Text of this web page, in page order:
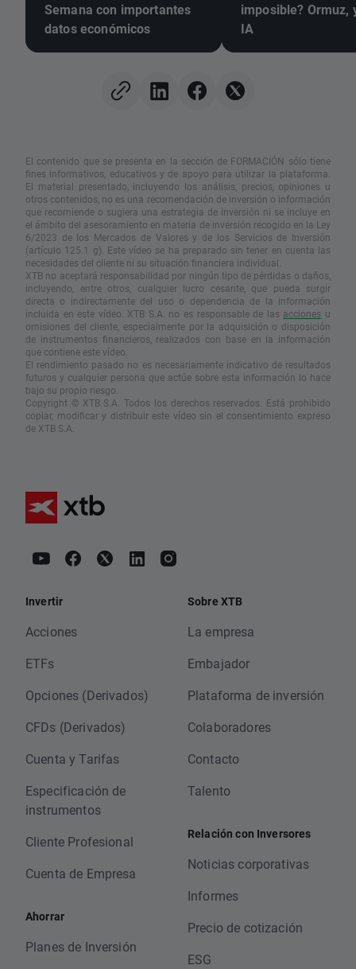
Semana con importantes
datos económicos
imposible? Ormuz,
IA
El contenido que se presenta en la sección de FORMACIÓN sólo tiene
fines informativos, educativos y de apoyo para utilizar la plataforma.
El material presentado, incluyendo los análisis, precios, opiniones u
otros contenidos, no es una recomendación de inversión o información
que recomiende o sugiera una estrategia de inversión ni se incluye en
el ámbito del asesoramiento en materia de inversión recogido en la Ley
6/2023 de los Mercados de Valores y de los Servicios de Inversión
(artículo 125.1 g). Este vídeo se ha preparado sin tener en cuenta las
necesidades del cliente ni su situación financiera individual.
XTB no aceptará responsabilidad por ningún tipo de pérdidas o daños,
incluyendo, entre otros, cualquier lucro cesante, que pueda surgir
directa o indirectamente del uso o dependencia de la información
incluida en este vídeo. XTB S.A. no es responsable de las acciones u
omisiones del cliente, especialmente por la adquisición o disposición
de instrumentos financieros, realizados con base en la información
que contiene este vídeo.
El rendimiento pasado no es necesariamente indicativo de resultados
futuros y cualquier persona que actúe sobre esta información lo hace
bajo su propio riesgo.
Copyright © XTB S.A. Todos los derechos reservados. Está prohibido
copiar, modificar y distribuir este vídeo sin el consentimiento expreso
de XTB S.A.
Invertir
Acciones
ETFs
Opciones (Derivados)
CFDs (Derivados)
Cuenta y Tarifas
Especificación de
instrumentos
Cliente Profesional
Cuenta de Empresa
Ahorrar
Planes de Inversión
Sobre XTB
La empresa
Embajador
Plataforma de inversión
Colaboradores
Contacto
Talento
Relación con Inversores
Noticias corporativas
Informes
Precio de cotización
ESG